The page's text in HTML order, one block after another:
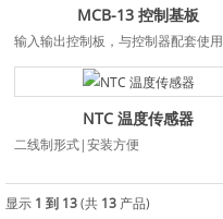
MCB-13 控制基板
输入输出控制板，与控制器配套使用
NTC 温度传感器
二线制形式|安装方便
显示 1 到 13(共 13 产品)